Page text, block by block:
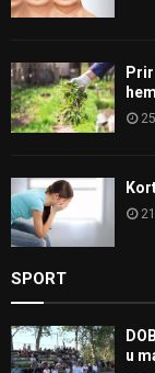
SPORT
u